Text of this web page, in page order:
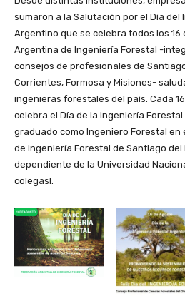
sumaron a la Salutación por el Día del
Argentino que se celebra todos los 16
Argentina de Ingeniería Forestal -
consejos de profesionales de
Corrientes, Formosa y Misiones-
ingenieras forestales del país. Cada
celebra el Día de la Ingeniería
graduado como Ingeniero Forestal en
de Ingeniería Forestal de Santiago
dependiente de la Universidad
colegas!.